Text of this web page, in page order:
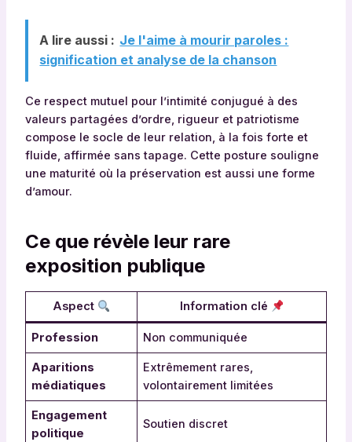
A lire aussi : Je l'aime à mourir paroles :
signification et analyse de la chanson
Ce respect mutuel pour l’intimité conjugué à des
valeurs partagées d’ordre, rigueur et patriotisme
compose le socle de leur relation, à la fois forte et
fluide, affirmée sans tapage. Cette posture souligne
une maturité où la préservation est aussi une forme
d’amour.
Ce que révèle leur rare
exposition publique
Aspect Information clé
Profession Non communiquée
Aparitions
médiatiques
Extrêmement rares,
volontairement limitées
Engagement
politique
Soutien discret